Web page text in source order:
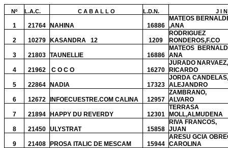
Nº L.A.C. C A B A L L O L.D.N. J I
1 21764 NAHINA 16886
MATEOS
,ANA
2 10279 KASANDRA 12 1209
RODRIGUEZ
RONDEROS,F.CO
3 21803 TAUNELLIE 16886
MATEOS
ANA
4 21962 C O C O 16270
JURADO NARVAEZ,
RICARDO
5 22864 NADIA 17323
JORDA CANDELAS,
ALEJANDRO
6 12672 INFOECUESTRE.COM CALINA 12957
ZAMBRANO,
ALVARO
7 21894 HAPPY DU REVERDY 12301
TERRASA
MOLL,ALMUDENA
8 21450 ULYSTRAT 15858
RIVA FRANCOS,
JUAN
9 21408 PROSA ITALIC DE MESCAM 15944
ARESU GCIA
CAROLINA